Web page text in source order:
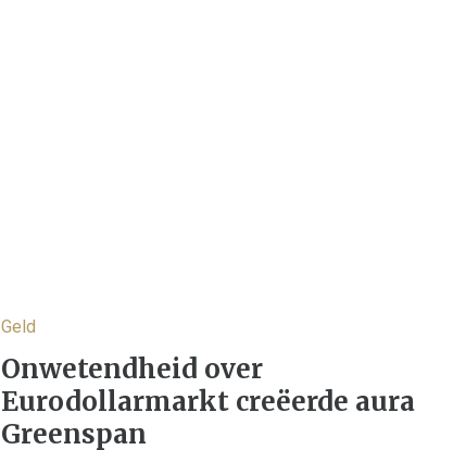
Geld
Onwetendheid over
Eurodollarmarkt creëerde aura
Greenspan